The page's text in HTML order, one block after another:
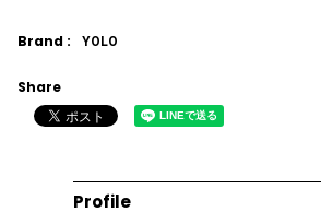
Brand : YOLO
Share
Profile